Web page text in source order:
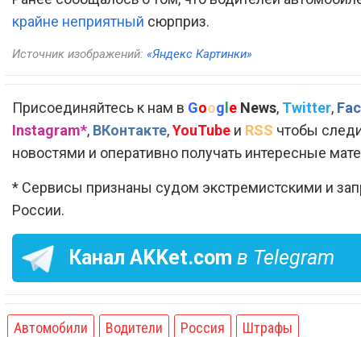
крайне неприятный сюрприз.
Источник изображений: «Яндекс Картинки»
Присоединяйтесь к нам в Google News, Twitter,
Instagram*, ВКонтакте,YouTube и RSS чтобы
новостями и оперативно получать интересные
* Сервисы признаны судом экстремистскими и
России.
Канал AKKet.com в Telegram
Автомобили Водители Россия Штрафы